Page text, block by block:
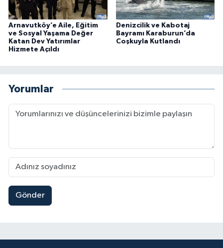
Arnavutköy’e Aile, Eğitim
ve Sosyal Yaşama Değer
Katan Dev Yatırımlar
Hizmete Açıldı
Denizcilik ve Kabotaj
Bayramı Karaburun’da
Coşkuyla Kutlandı
Yorumlar
Gönder